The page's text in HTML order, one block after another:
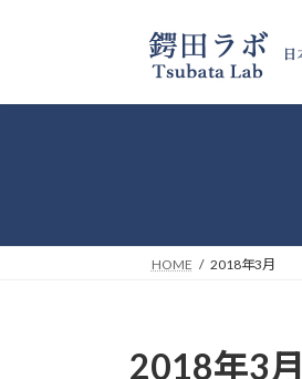
プ
動
HOME 2018年3月
2018年3月